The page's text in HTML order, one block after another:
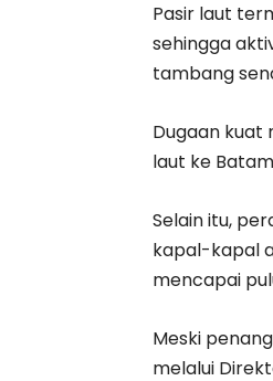
Pasir laut
sehingga
tambang
Dugaan kuat
laut ke
Selain itu,
kapal-kapal
mencapai
Meski
melalui